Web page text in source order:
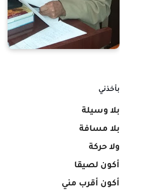
بأخذني
بلا وسيلة
بلا مسافة
ولا حركة
أكون لصيقا
أكون أقرب مني